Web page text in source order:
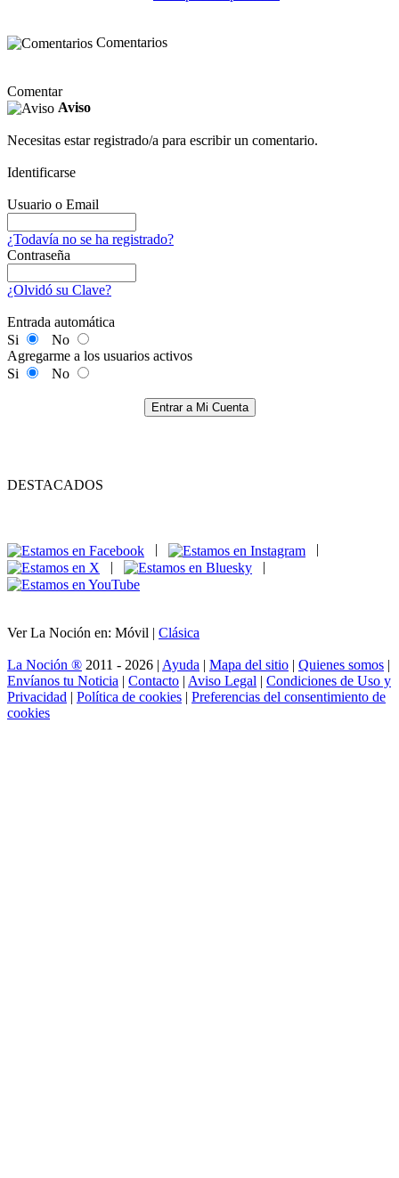
Comentarios
Comentar
Aviso
Necesitas estar registrado/a para escribir un comentario.
Identificarse
Usuario o Email
¿Todavía no se ha registrado?
Contraseña
¿Olvidó su Clave?
Entrada automática
Si
No
Agregarme a los usuarios activos
Si
No
Entrar a Mi Cuenta
DESTACADOS
|
|
Ver La Noción en: Móvil | Clásica
La Noción ® 2011 - 2026 | Ayuda | Mapa del sitio | Quienes somos |
Envíanos tu Noticia | Contacto | Aviso Legal | Condiciones de Uso y
Privacidad | Política de cookies | Preferencias del consentimiento de
cookies